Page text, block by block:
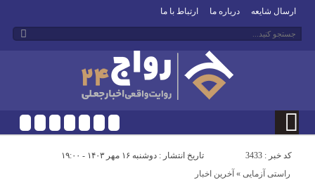
ارسال شایعه درباره ما ارتباط با ما
کد خبر : 3433 تاریخ انتشار : دوشنبه ۱۶ مهر ۱۴۰۳ - ۱۹:۰۰
آخرین اخبار « راستی آزمایی